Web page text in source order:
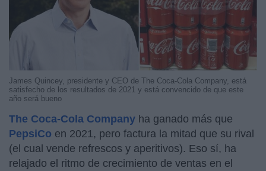
James Quincey, presidente y CEO de The Coca-Cola Company, está
satisfecho de los resultados de 2021 y está convencido de que este
año será bueno
The Coca-Cola Company ha ganado más que
PepsiCo en 2021, pero factura la mitad que su rival
(el cual vende refrescos y aperitivos). Eso sí, ha
relajado el ritmo de crecimiento de ventas en el